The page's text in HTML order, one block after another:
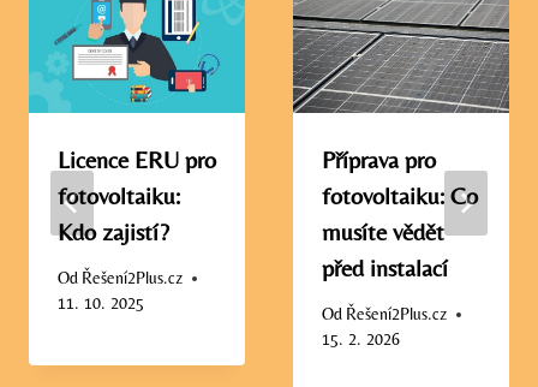
Licence ERU pro
fotovoltaiku:
Kdo zajistí?
Od Řešení2Plus.cz
11. 10. 2025
Příprava pro
fotovoltaiku: Co
musíte vědět
před instalací
Od Řešení2Plus.cz
15. 2. 2026